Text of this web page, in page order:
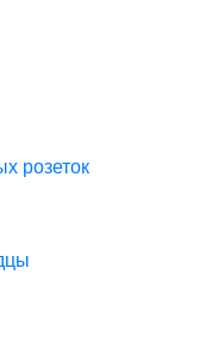
розеток